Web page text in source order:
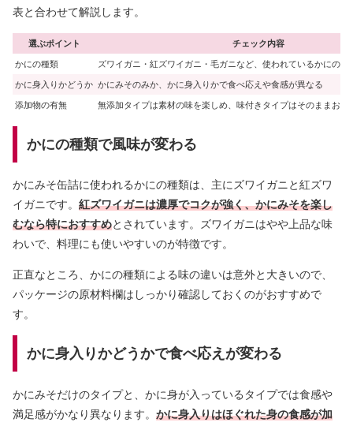
表と合わせて解説します。
選ぶポイント チェック内容
かにの種類 ズワイガニ・紅ズワイガニ・毛ガニなど、使われているかにの種
かに身入りかどうか かにみそのみか、かに身入りかで食べ応えや食感が異なる
添加物の有無 無添加タイプは素材の味を楽しめ、味付きタイプはそのままおつ
かにの種類で風味が変わる
かにみそ缶詰に使われるかにの種類は、主にズワイガニと紅ズワ
イガニです。 紅ズワイガニは濃厚でコクが強く、かにみそを楽し
むなら特におすすめとされています。ズワイガニはやや上品な味
わいで、料理にも使いやすいのが特徴です。
正直なところ、かにの種類による味の違いは意外と大きいので、
パッケージの原材料欄はしっかり確認しておくのがおすすめで
す。
かに身入りかどうかで食べ応えが変わる
かにみそだけのタイプと、かに身が入っているタイプでは食感や
満足感がかなり異なります。 かに身入りはほぐれた身の食感が加